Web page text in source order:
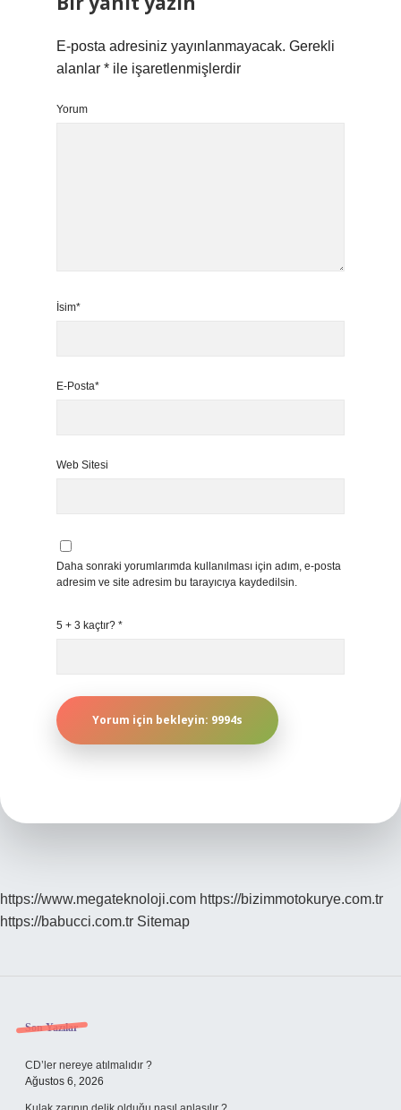
E-posta adresiniz yayınlanmayacak. Gerekli
alanlar * ile işaretlenmişlerdir
Yorum
İsim*
E-Posta*
Web Sitesi
Daha sonraki yorumlarımda kullanılması için adım, e-posta
adresim ve site adresim bu tarayıcıya kaydedilsin.
5 + 3 kaçtır? *
https://www.megateknoloji.com https://bizimmotokurye.com.tr
https://babucci.com.tr Sitemap
Sidebar
Son Yazılar
CD’ler nereye atılmalıdır ?
Ağustos 6, 2026